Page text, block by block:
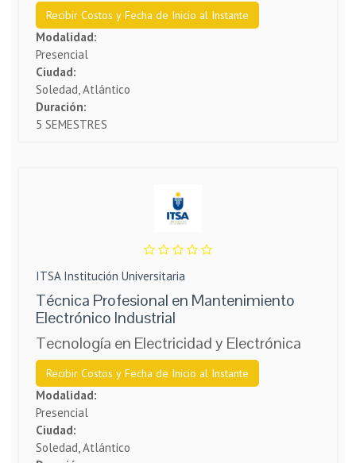
Recibir Costos y Fecha de Inicio al Instante
Modalidad:
Presencial
Ciudad:
Soledad, Atlántico
Duración:
5 SEMESTRES
ITSA Institución Universitaria
Técnica Profesional en Mantenimiento
Electrónico Industrial
Tecnología en Electricidad y Electrónica
Recibir Costos y Fecha de Inicio al Instante
Modalidad:
Presencial
Ciudad:
Soledad, Atlántico